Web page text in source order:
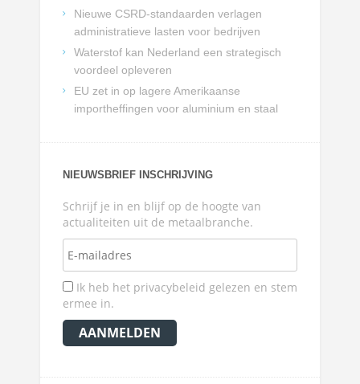
Nieuwe CSRD-standaarden verlagen
administratieve lasten voor bedrijven
Waterstof kan Nederland een strategisch
voordeel opleveren
EU zet in op lagere Amerikaanse
importheffingen voor aluminium en staal
NIEUWSBRIEF INSCHRIJVING
Schrijf je in en blijf op de hoogte van
actualiteiten uit de metaalbranche.
Ik heb het privacybeleid gelezen en stem
ermee in.